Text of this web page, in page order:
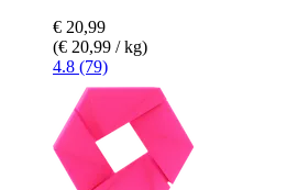
€ 20,99
(€ 20,99 / kg)
4.8 (79)